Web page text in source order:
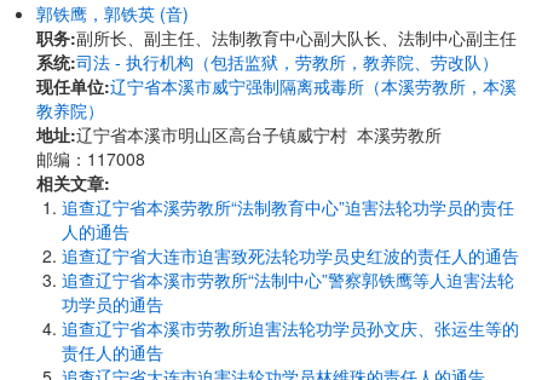
郭铁鹰，郭铁英 (音)
职务:副所长、副主任、法制教育中心副大队长、法制中心副主任
系统:司法 - 执行机构（包括监狱，劳教所，教养院、劳改队）
现任单位:辽宁省本溪市威宁强制隔离戒毒所（本溪劳教所，本溪
教养院）
地址:辽宁省本溪市明山区高台子镇威宁村 本溪劳教所
邮编：117008
相关文章:
追查辽宁省本溪劳教所“法制教育中心”迫害法轮功学员的责任
人的通告
追查辽宁省大连市迫害致死法轮功学员史红波的责任人的通告
追查辽宁省本溪市劳教所“法制中心”警察郭铁鹰等人迫害法轮
功学员的通告
追查辽宁省本溪市劳教所迫害法轮功学员孙文庆、张运生等的
责任人的通告